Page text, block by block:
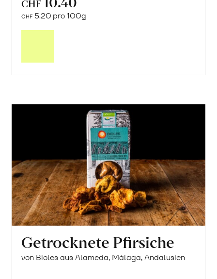
CHF
CHF 5.20 pro 100g
Getrocknete Pfirsiche
von Bioles aus Alameda, Málaga, Andalusien